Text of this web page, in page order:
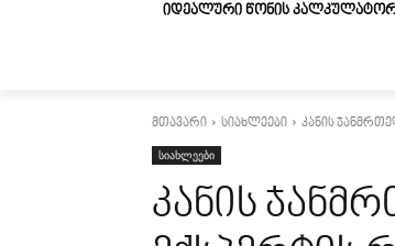
ᲘᲓᲔᲐᲚᲣᲠᲘ ᲬᲝᲜᲘᲡ
მთავარი სიახლეები კანის
სიახლეები
კანის